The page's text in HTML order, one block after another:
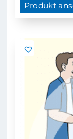
Produkt